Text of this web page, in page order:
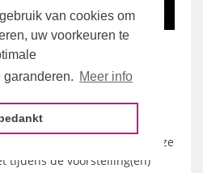
van cookies om
uw voorkeuren te
Meer info
bij
bij een
de durven te zeggen dat ze
tijdens de voorstelling(en)